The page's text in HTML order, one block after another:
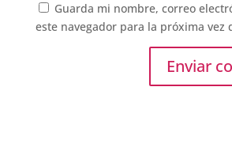
Guarda mi nombre, correo
este navegador para la próxima vez